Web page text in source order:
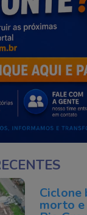
Ciclone
morto